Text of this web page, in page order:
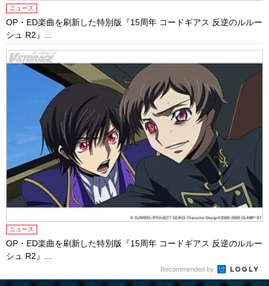
ニュース
OP・ED楽曲を刷新した特別版『15周年 コードギアス 反逆のルルー
シュ R2』...
ニュース
OP・ED楽曲を刷新した特別版『15周年 コードギアス 反逆のルルー
シュ R2』...
Recommended by